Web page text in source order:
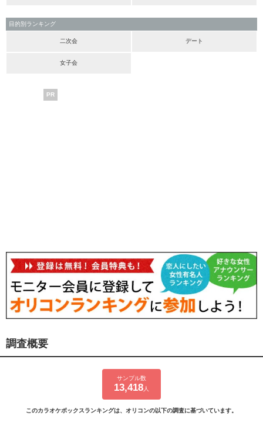
目的別ランキング
二次会 デート
女子会
PR
調査概要
サンプル数
13,418 人
このカラオケボックスランキングは、オリコンの以下の調査に基づいています。